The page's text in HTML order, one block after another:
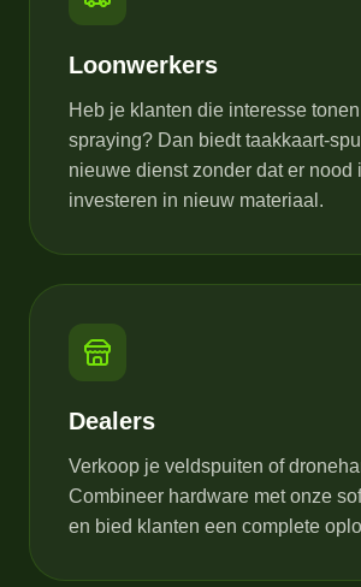
Loonwerkers
Heb je klanten die interesse
spraying? Dan biedt taakkaart-
nieuwe dienst zonder dat er nood
investeren in nieuw materiaal.
Dealers
Verkoop je veldspuiten of
Combineer hardware met onze
en bied klanten een complete